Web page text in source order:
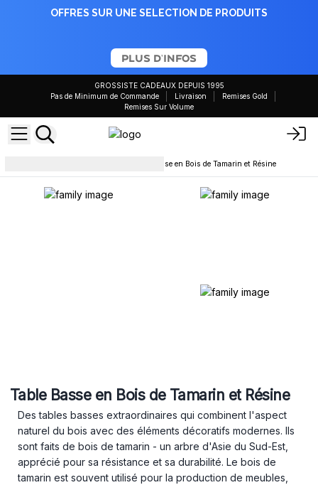
OFFRES SUR UNE SELECTION DE PRODUITS
PLUS D'INFOS
GROSSISTE CADEAUX DEPUIS 1995
Pas de Minimum de Commande
Livraison
Remises Gold
Remises Sur Volume
Table Basse en Bois de Tamarin et Résine
Table Basse en Bois de Tamarin et Résine
Des tables basses extraordinaires qui combinent l'aspect
naturel du bois avec des éléments décoratifs modernes. Ils
sont faits de bois de tamarin - un arbre d'Asie du Sud-Est,
apprécié pour sa résistance et sa durabilité. Le bois de
tamarin est souvent utilisé pour la production de meubles,